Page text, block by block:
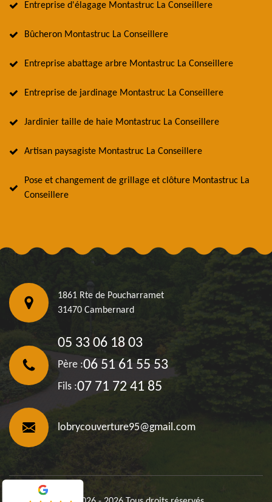
Entreprise d'élagage Montastruc La Conseillere
Bûcheron Montastruc La Conseillere
Entreprise abattage arbre Montastruc La Conseillere
Entreprise de jardinage Montastruc La Conseillere
Jardinier taille de haie Montastruc La Conseillere
Artisan paysagiste Montastruc La Conseillere
Pose et changement de grillage et clôture Montastruc La
Conseillere
1861 Rte de Poucharramet
31470 Cambernard
05 33 06 18 03
Père :06 51 61 55 53
Fils :07 71 72 41 85
lobrycouverture95@gmail.com